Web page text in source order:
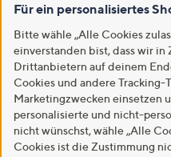
Für ein personalisiertes
Bitte wähle „Alle Cookies
einverstanden bist, dass wir in
Drittanbietern auf deinem
Cookies und andere Tracking-
Marketingzwecken einsetzen
personalisierte und nicht-
nicht wünschst, wähle „Alle
Cookies ist die Zustimmung